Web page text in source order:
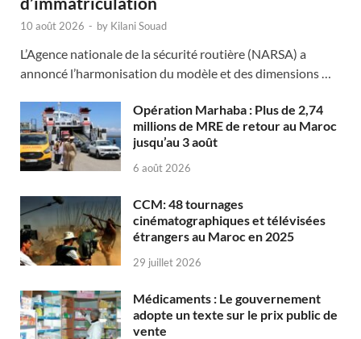
10 août 2026 - by Kilani Souad
L’Agence nationale de la sécurité routière (NARSA) a
annoncé l’harmonisation du modèle et des dimensions …
Opération Marhaba : Plus de 2,74
millions de MRE de retour au Maroc
jusqu’au 3 août
6 août 2026
CCM: 48 tournages
cinématographiques et télévisées
étrangers au Maroc en 2025
29 juillet 2026
Médicaments : Le gouvernement
adopte un texte sur le prix public de
vente